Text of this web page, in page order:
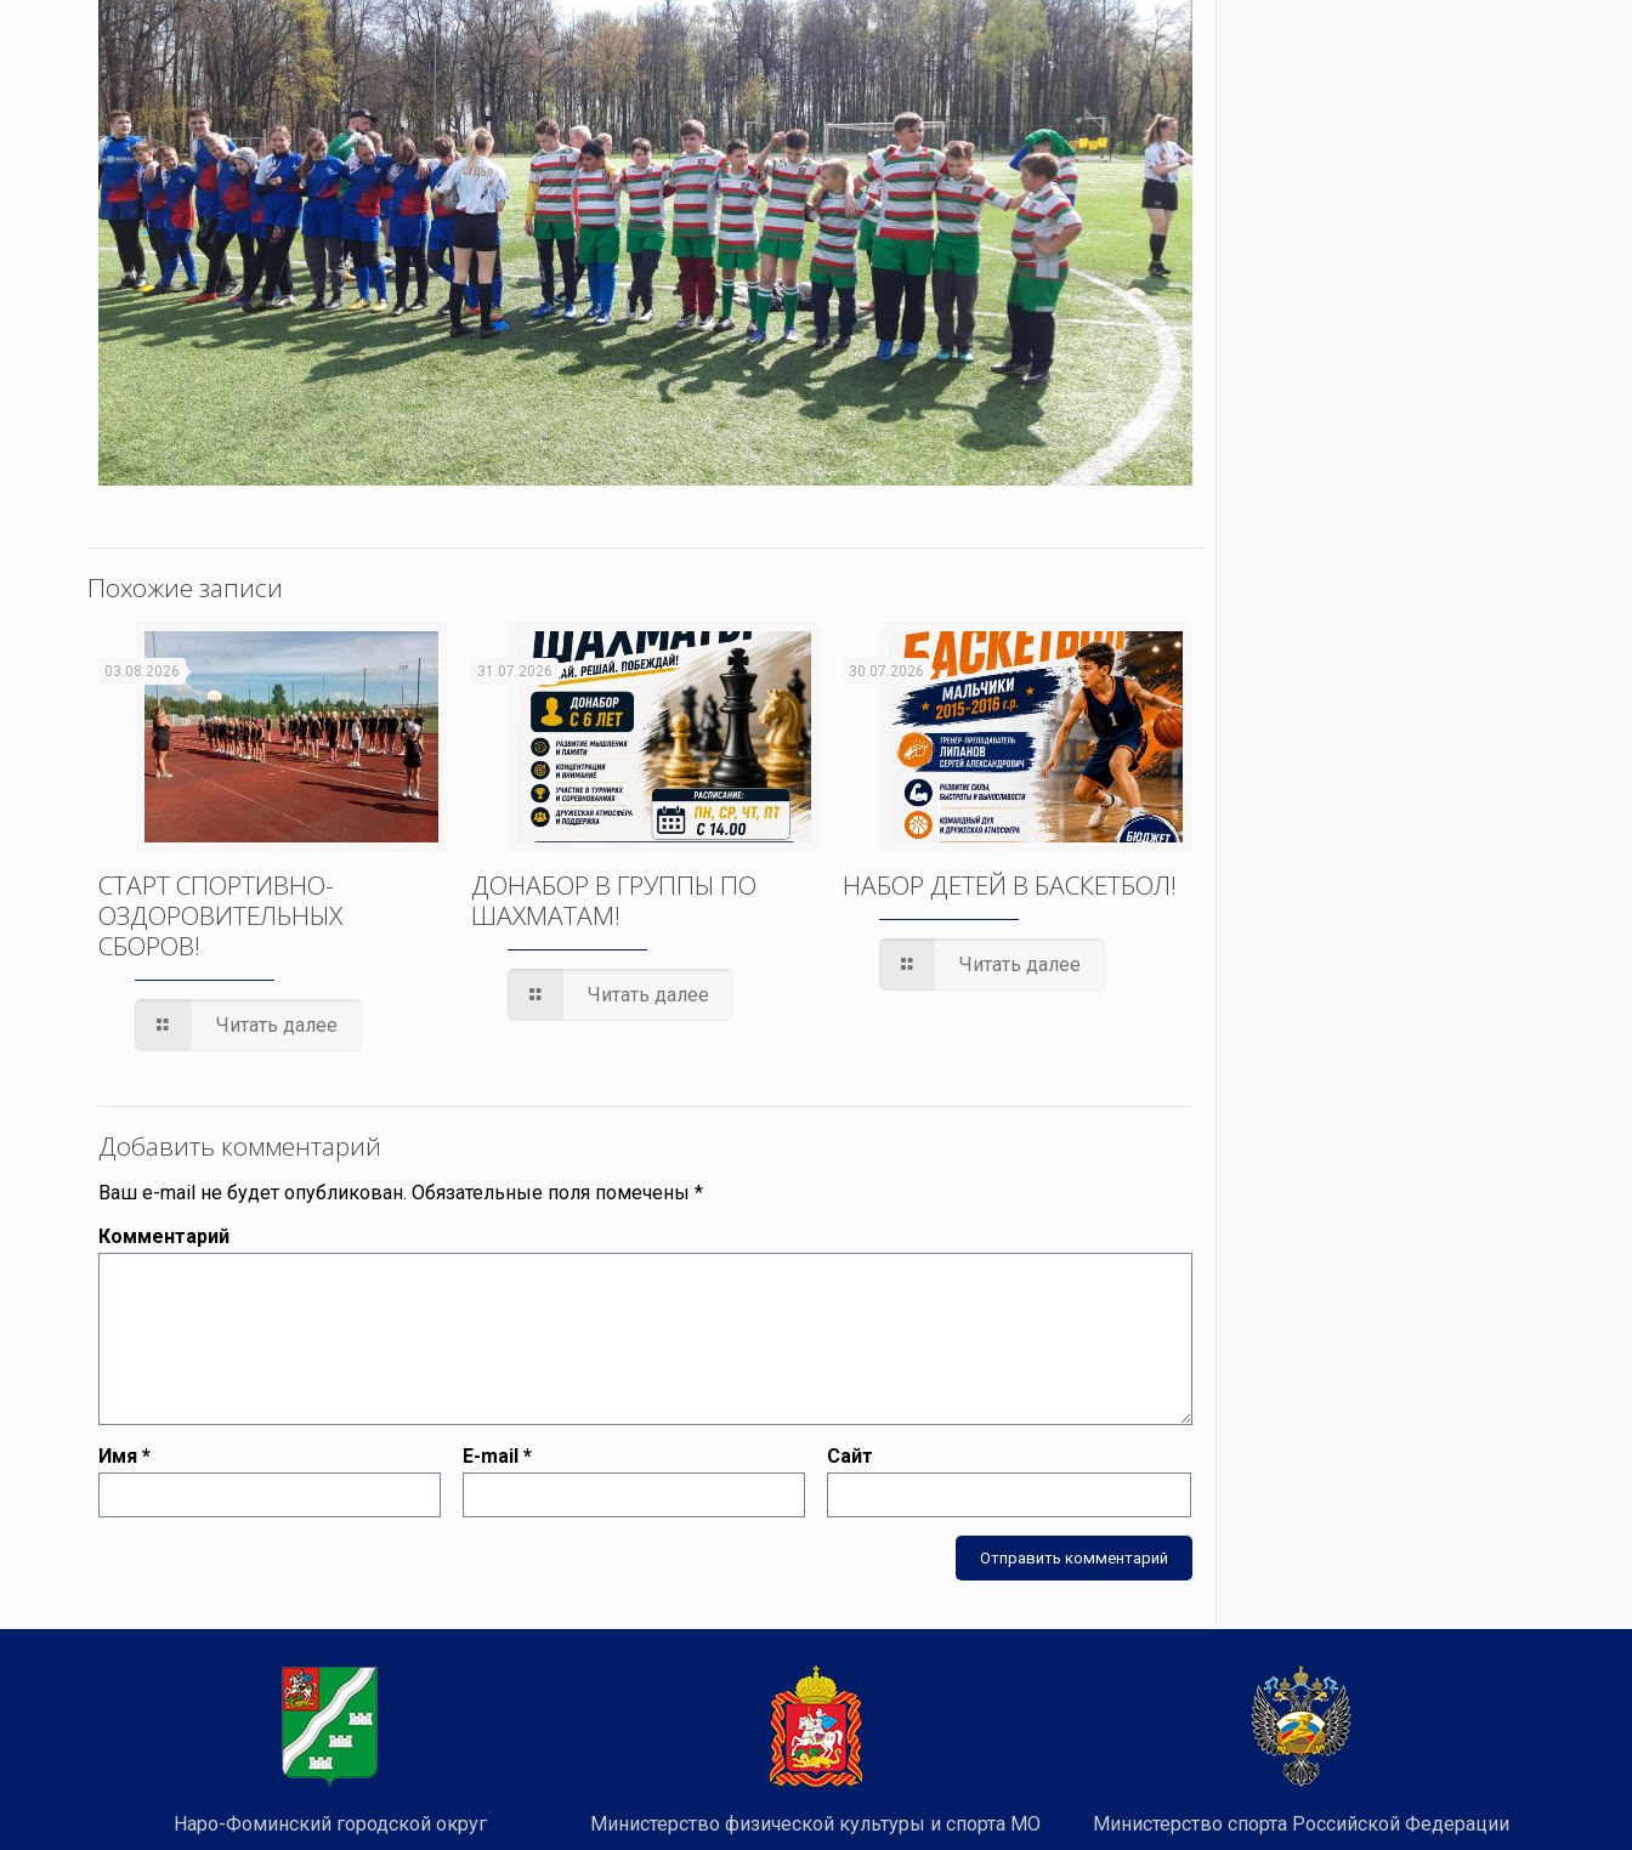
Похожие записи
03.08.2026
СТАРТ СПОРТИВНО-
ОЗДОРОВИТЕЛЬНЫХ
СБОРОВ!
Читать далее
31.07.2026
ДОНАБОР В ГРУППЫ ПО
ШАХМАТАМ!
Читать далее
30.07.2026
НАБОР ДЕТЕЙ В БАСКЕТБОЛ!
Читать далее
Добавить комментарий
Ваш e-mail не будет опубликован. Обязательные поля помечены*
Комментарий
Имя* E-mail* Сайт
Наро-Фоминский городской округ Министерство физической культуры и спорта МО Министерство спорта Российской Федерации